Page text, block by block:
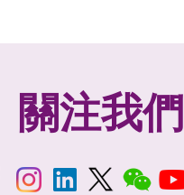
關注我們